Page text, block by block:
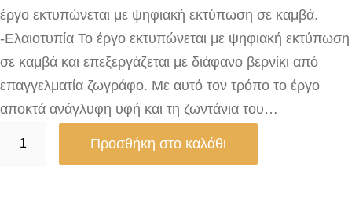
έργο εκτυπώνεται με ψηφιακή εκτύπωση σε καμβά.
-Ελαιοτυπία Το έργο εκτυπώνεται με ψηφιακή εκτύπωση
σε καμβά και επεξεργάζεται με διάφανο βερνίκι από
επαγγελματία ζωγράφο. Με αυτό τον τρόπο το έργο
αποκτά ανάγλυφη υφή και τη ζωντάνια του…
Προσθήκη στο καλάθι